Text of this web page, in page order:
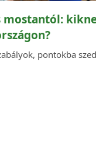
mostantól:
pontokba